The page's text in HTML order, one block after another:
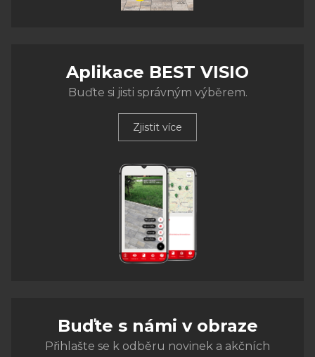
Aplikace BEST VISIO
Buďte si jisti správným výběrem.
Zjistit více
Buďte s námi v obraze
Přihlašte se k odběru novinek a akčních